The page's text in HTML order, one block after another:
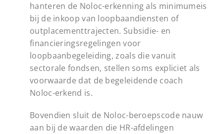
hanteren de Noloc-erkenning als minimumeis
bij de inkoop van loopbaandiensten of
outplacementtrajecten. Subsidie- en
financieringsregelingen voor
loopbaanbegeleiding, zoals die vanuit
sectorale fondsen, stellen soms expliciet als
voorwaarde dat de begeleidende coach
Noloc-erkend is.
Bovendien sluit de Noloc-beroepscode nauw
aan bij de waarden die HR-afdelingen